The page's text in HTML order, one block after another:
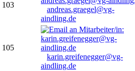
103
andreas.graegel@vg-
aindling.de
105
karin.greifenegger@vg-
aindling.de